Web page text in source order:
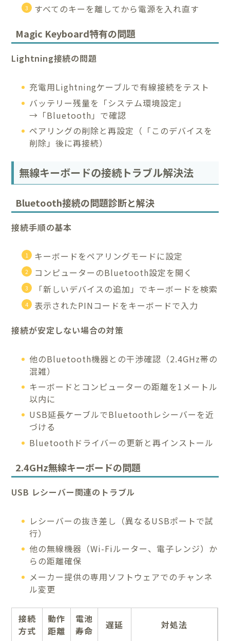
すべてのキーを離してから電源を入れ直す
Magic Keyboard特有の問題
Lightning接続の問題
充電用Lightningケーブルで有線接続をテスト
バッテリー残量を「システム環境設定」
→「Bluetooth」で確認
ペアリングの削除と再設定（「このデバイスを
削除」後に再接続）
無線キーボードの接続トラブル解決法
Bluetooth接続の問題診断と解決
接続手順の基本
キーボードをペアリングモードに設定
コンピューターのBluetooth設定を開く
「新しいデバイスの追加」でキーボードを検索
表示されたPINコードをキーボードで入力
接続が安定しない場合の対策
他のBluetooth機器との干渉確認（2.4GHz帯の
混雑）
キーボードとコンピューターの距離を1メートル
以内に
USB延長ケーブルでBluetoothレシーバーを近
づける
Bluetoothドライバーの更新と再インストール
2.4GHz無線キーボードの問題
USB レシーバー関連のトラブル
レシーバーの抜き差し（異なるUSBポートで試
行）
他の無線機器（Wi-Fiルーター、電子レンジ）か
らの距離確保
メーカー提供の専用ソフトウェアでのチャンネ
ル変更
接続
方式
動作
距離
電池
寿命
遅延 対処法